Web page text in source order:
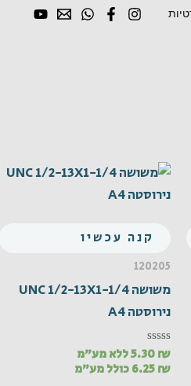
קנה עכשיו
120205
משושה UNC 1/2-13X1-1/4
נירוסטה A4
דורג
0
מתוך
5.30₪
ללא מע"מ
6.25₪
כולל מע"מ